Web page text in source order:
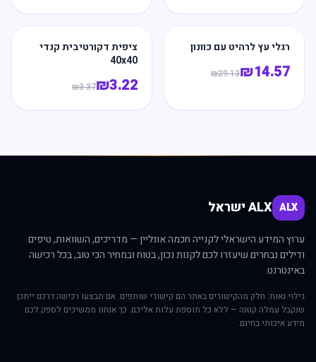
רגלי עץ לרהיט עם כוונון
₪14.57
₪29.13
ציפית דקורטיבית קנדי
40x40
₪3.22
₪3.37
ALX ALX ישראל
ערוץ המידע הישראלי לקנייה חכמה אונליין — מדריכים, השוואות, טיפים
ודילים נבחרים שיעזרו לכם לקנות נכון, בטוח ובמחיר הכי טוב, בכל רכישה
באינטרנט.
גילוי נאות: חלק מהקישורים באתר הם קישורי שותפים. אם תבצעו רכישה דרכם ייתכן
שנקבל עמלה קטנה — ללא כל תוספת עלות אליכם. כך אנחנו ממשיכים לספק לכם
מידע איכותי בחינם.